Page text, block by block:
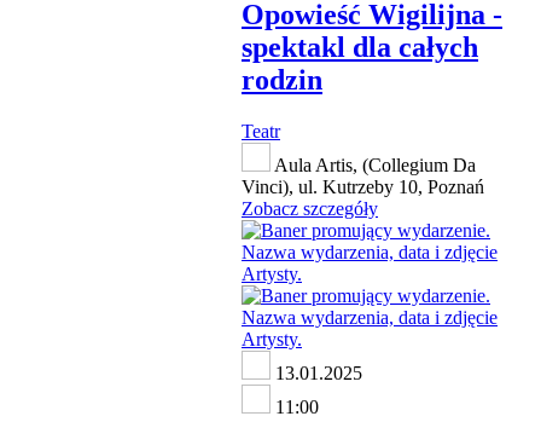
Opowieść Wigilijna -
spektakl dla całych
rodzin
Teatr
Aula Artis, (Collegium Da
Vinci), ul. Kutrzeby 10, Poznań
Zobacz szczegóły
13.01.2025
11:00